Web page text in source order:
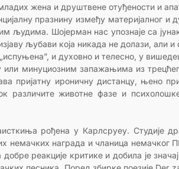
жена и друштвене отуђености и
празнину између материјалног и
људима. Шојерман нас упознаје са
љубави која никада не долази,
и духовно и телесно, у
минуциозним запажањима из
пријатну ироничну дистанцу, њено
различите животне фазе и
рођена у Карлсруеу. Студије
немачких награда и чланица
реакције критике и добила је